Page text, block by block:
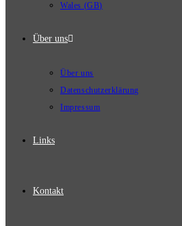
Wales (GB)
Über uns
Über uns
Datenschutzerklärung
Impressum
Links
Kontakt